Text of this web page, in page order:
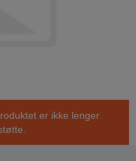
er ikke lenger